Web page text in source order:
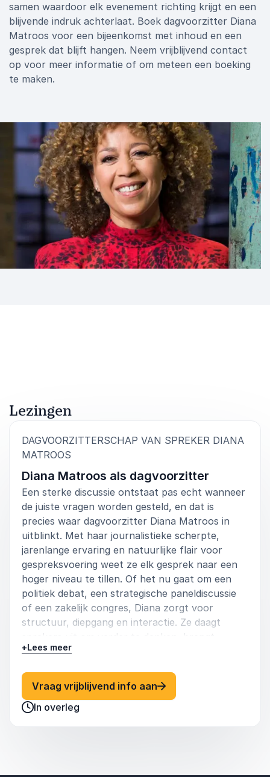
samen waardoor elk evenement richting krijgt en een
blijvende indruk achterlaat. Boek dagvoorzitter Diana
Matroos voor een bijeenkomst met inhoud en een
gesprek dat blijft hangen. Neem vrijblijvend contact
op voor meer informatie of om meteen een boeking
te maken.
Lezingen
DAGVOORZITTERSCHAP VAN SPREKER DIANA
MATROOS
Diana Matroos als dagvoorzitter
Een sterke discussie ontstaat pas echt wanneer
de juiste vragen worden gesteld, en dat is
precies waar dagvoorzitter Diana Matroos in
uitblinkt. Met haar journalistieke scherpte,
jarenlange ervaring en natuurlijke flair voor
gespreksvoering weet ze elk gesprek naar een
hoger niveau te tillen. Of het nu gaat om een
politiek debat, een strategische paneldiscussie
of een zakelijk congres, Diana zorgt voor
structuur, diepgang en interactie. Ze daagt
sprekers uit om verder te denken, brengt
complexe onderwerpen helder over en betrekt
is kritisch waar nodig, maar altijd professioneel
en respectvol, waardoor de gesprekken niet
alleen inhoudelijk sterk, maar ook boeiend en
+Lees meer
Vraag vrijblijvend info aan: Diana Matroos Diana
In overleg